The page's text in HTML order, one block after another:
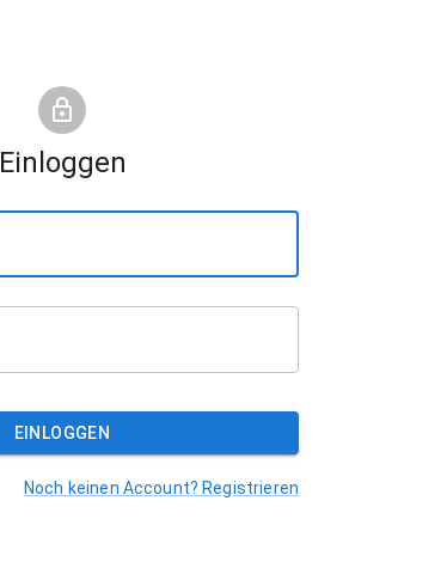
Einloggen
EINLOGGEN
Noch keinen Account? Registrieren